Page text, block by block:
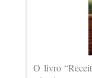
O livro